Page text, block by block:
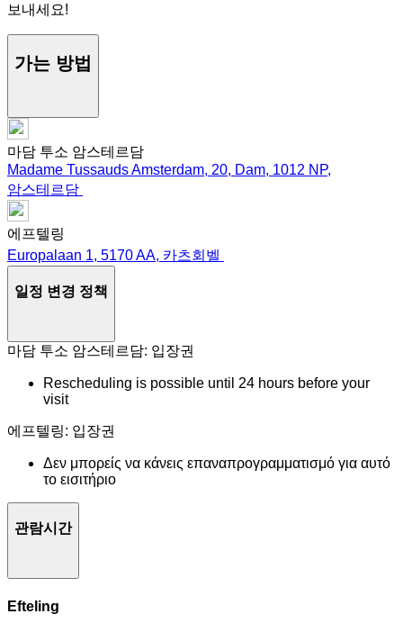
보내세요!
가는 방법
마담 투소 암스테르담
Madame Tussauds Amsterdam, 20, Dam, 1012 NP,
암스테르담
에프텔링
Europalaan 1, 5170 AA, 카츠회벨
일정 변경 정책
마담 투소 암스테르담: 입장권
Rescheduling is possible until 24 hours before your
visit
에프텔링: 입장권
Δεν μπορείς να κάνεις επαναπρογραμματισμό για αυτό
το εισιτήριο
관람시간
Efteling